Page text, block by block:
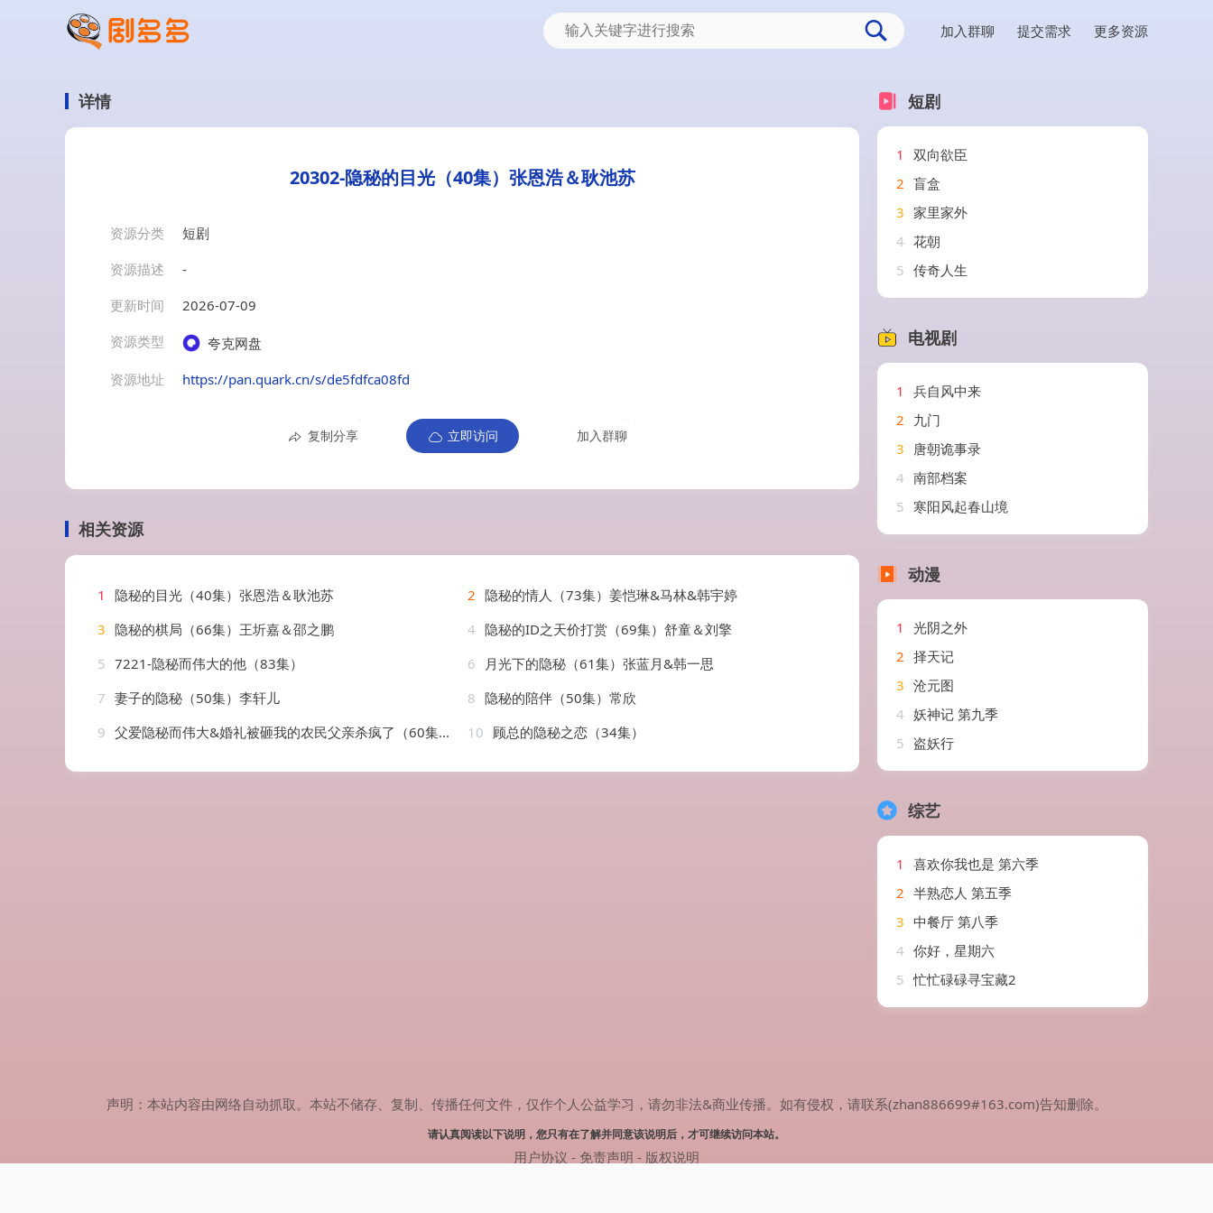
加入群聊 提交需求 更多资源
详情
20302-隐秘的目光（40集）张恩浩＆耿池苏
资源分类
短剧
资源描述
-
更新时间
2026-07-09
资源类型
夸克网盘
资源地址
https://pan.quark.cn/s/de5fdfca08fd
复制分享 立即访问 加入群聊
相关资源
1 隐秘的目光（40集）张恩浩＆耿池苏 2 隐秘的情人（73集）姜恺琳&马林&韩宇婷
3 隐秘的棋局（66集）王圻嘉＆邵之鹏 4 隐秘的ID之天价打赏（69集）舒童＆刘擎
5 7221-隐秘而伟大的他（83集） 6
月光下的隐秘（61集）张蓝月&韩一思
7 妻子的隐秘（50集）李轩儿 8 隐秘的陪伴（50集）常欣
9 父爱隐秘而伟大&婚礼被砸我的农民父亲杀疯了（60集）魏屹楠 10 顾总的隐秘之恋（34集）
短剧
1
双向欲臣
2 盲盒
3 家里家外
4 花朝
5 传奇人生
电视剧
1
兵自风中来
2 九门
3 唐朝诡事录
4 南部档案
5 寒阳风起春山境
动漫
1
光阴之外
2 择天记
3 沧元图
4 妖神记 第九季
5 盗妖行
综艺
1
喜欢你我也是 第六季
2 半熟恋人 第五季
3 中餐厅 第八季
4 你好，星期六
5 忙忙碌碌寻宝藏2
声明：本站内容由网络自动抓取。本站不储存、复制、传播任何文件，仅作个人公益学习，请勿非法&商业传播。如有侵权，请联系(zhan886699#163.com)告知删除。
请认真阅读以下说明，您只有在了解并同意该说明后，才可继续访问本站。
用户协议 - 免责声明 - 版权说明